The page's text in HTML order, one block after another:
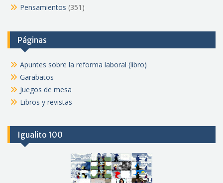
Pensamientos (351)
Páginas
Apuntes sobre la reforma laboral (libro)
Garabatos
Juegos de mesa
Libros y revistas
Igualito 100